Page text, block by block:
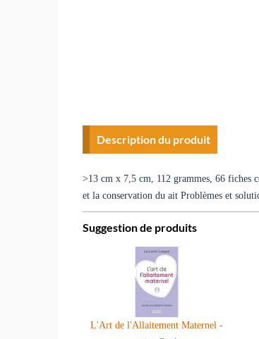
Description du produit
>13 cm x 7,5 cm, 112 grammes, 66 fiches
et la conservation du ait Problèmes et
Suggestion de produits
L'Art de l'Allaitement Maternel -